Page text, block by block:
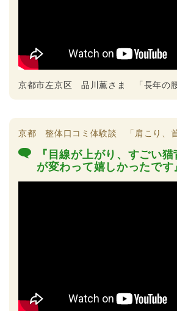
京都市左京区 品川薫さま 「長年の腰
京都 整体口コミ体験談 「肩こり、首
『目線が上がり、すごい
が変わって嬉しかったです